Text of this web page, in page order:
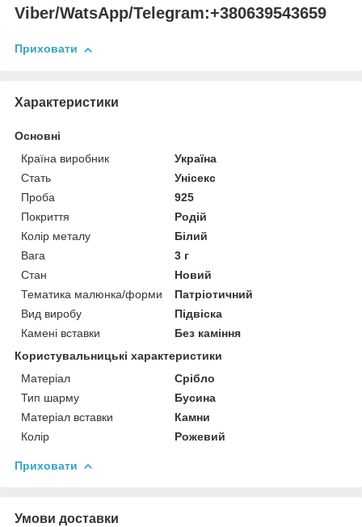
Viber/WatsApp/Telegram:+380639543659
Приховати
Характеристики
Основні
Країна виробник
Україна
Стать
Унісекс
Проба
925
Покриття
Родій
Колір металу
Білий
Вага
3 г
Стан
Новий
Тематика малюнка/форми
Патріотичний
Вид виробу
Підвіска
Камені вставки
Без каміння
Користувальницькі характеристики
Матеріал
Срібло
Тип шарму
Бусина
Матеріал вставки
Камни
Колір
Рожевий
Приховати
Умови доставки